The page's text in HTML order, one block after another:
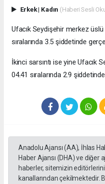
Erkek| Kadın (Haberi Sesli
Ufacık Seydişehir merkez
sıralarında 3.5 şiddetinde
İkinci sarsıntı ise yine Ufacık
04.41 sıralarında 2.9
Anadolu Ajansı (AA), İhlas
Haber Ajansı (DHA) ve
haberler, sitemizin
kanallarından çekilmektedir.